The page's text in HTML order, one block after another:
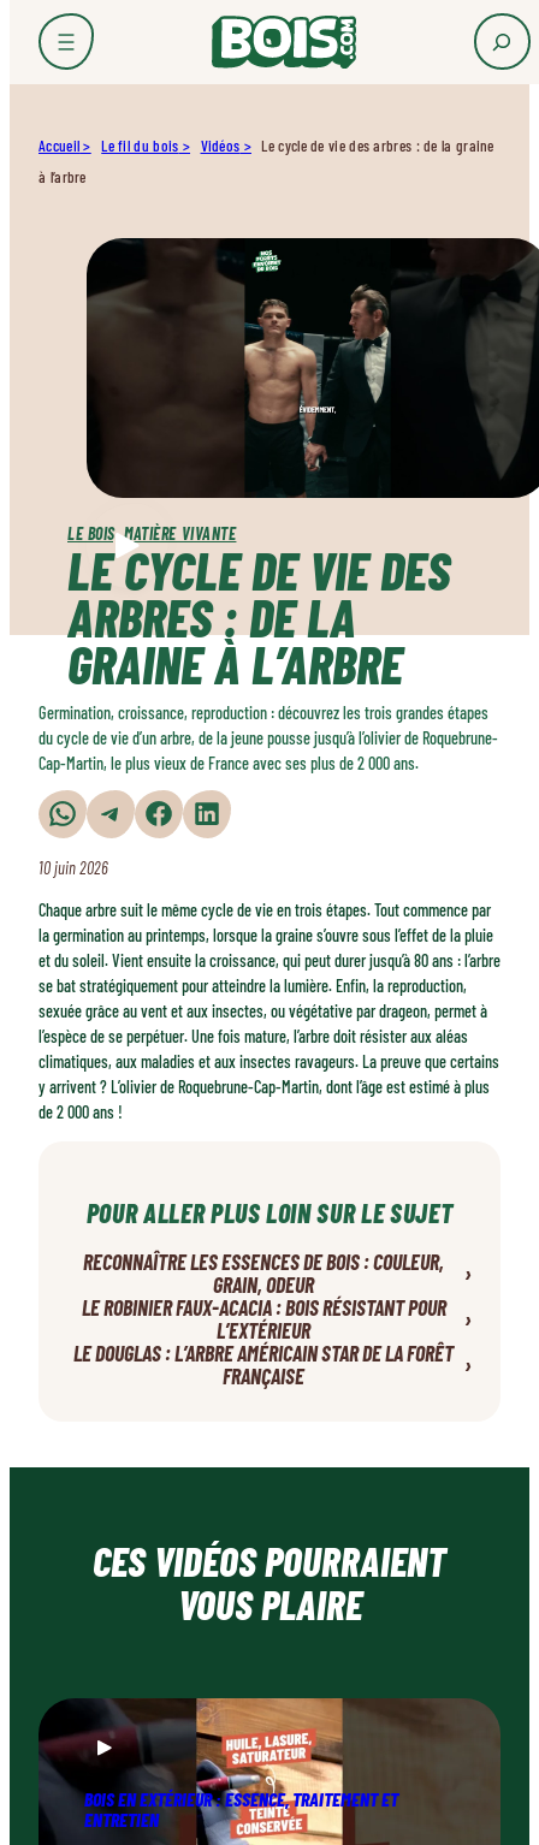
Accueil Le fil du bois Vidéos
Le cycle de vie des arbres : de la graine
à l’arbre
LE BOIS, MATIÈRE VIVANTE
LE CYCLE DE VIE DES
ARBRES : DE LA
GRAINE À L’ARBRE
Germination, croissance, reproduction : découvrez les trois grandes étapes
du cycle de vie d’un arbre, de la jeune pousse jusqu’à l’olivier de Roquebrune-
Cap-Martin, le plus vieux de France avec ses plus de 2 000 ans.
Partager sur WhatsApp Partager sur Telegram Partager sur Facebook Partager sur LinkedIn
10 juin 2026
Chaque arbre suit le même cycle de vie en trois étapes. Tout commence par
la germination au printemps, lorsque la graine s’ouvre sous l’effet de la pluie
et du soleil. Vient ensuite la croissance, qui peut durer jusqu’à 80 ans : l’arbre
se bat stratégiquement pour atteindre la lumière. Enfin, la reproduction,
sexuée grâce au vent et aux insectes, ou végétative par drageon, permet à
l’espèce de se perpétuer. Une fois mature, l’arbre doit résister aux aléas
climatiques, aux maladies et aux insectes ravageurs. La preuve que certains
y arrivent ? L’olivier de Roquebrune-Cap-Martin, dont l’âge est estimé à plus
de 2 000 ans !
POUR ALLER PLUS LOIN SUR LE SUJET
RECONNAÎTRE LES ESSENCES DE BOIS : COULEUR,
GRAIN, ODEUR
›
LE ROBINIER FAUX-ACACIA : BOIS RÉSISTANT POUR
L’EXTÉRIEUR
›
LE DOUGLAS : L’ARBRE AMÉRICAIN STAR DE LA FORÊT
FRANÇAISE
›
CES VIDÉOS POURRAIENT
VOUS PLAIRE
BOIS EN EXTÉRIEUR : ESSENCE, TRAITEMENT ET
ENTRETIEN